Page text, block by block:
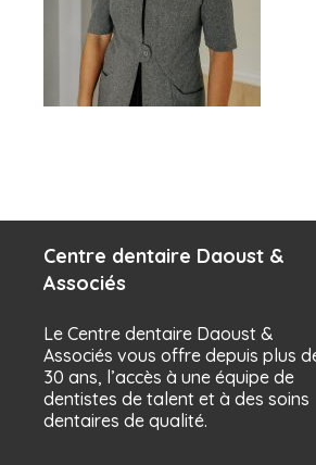
Centre dentaire Daoust &
Associés
Le Centre dentaire Daoust &
Associés vous offre depuis plus
30 ans, l’accès à une équipe de
dentistes de talent et à des soins
dentaires de qualité.